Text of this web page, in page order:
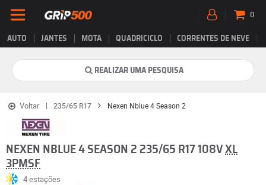
AUTO JANTES MOTA QUADRICICLO CORRENTES DE NEVE
0
REALIZAR UMA PESQUISA
Voltar 235/65 R17 Nexen Nblue 4 Season 2
NEXEN NBLUE 4 SEASON 2 235/65 R17 108V XL
3PMSF
4 estações